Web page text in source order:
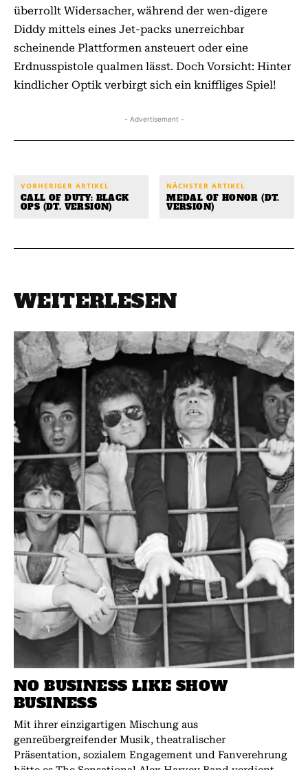
überrollt Widersacher, während der wen-digere
Diddy mittels eines Jet-packs unerreichbar
scheinende Plattformen ansteuert oder eine
Erdnusspistole qualmen lässt. Doch Vorsicht: Hinter
kindlicher Optik verbirgt sich ein kniffliges Spiel!
- Advertisement -
VORHERIGER ARTIKEL
CALL OF DUTY: BLACK
OPS (DT. VERSION)
NÄCHSTER ARTIKEL
MEDAL OF HONOR (DT.
VERSION)
WEITERLESEN
NO BUSINESS LIKE SHOW
BUSINESS
Mit ihrer einzigartigen Mischung aus
genreübergreifender Musik, theatralischer
Präsentation, sozialem Engagement und Fanverehrung